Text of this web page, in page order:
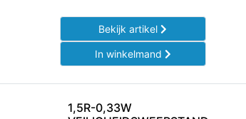
Bekijk artikel
In winkelmand
1,5R-0,33W